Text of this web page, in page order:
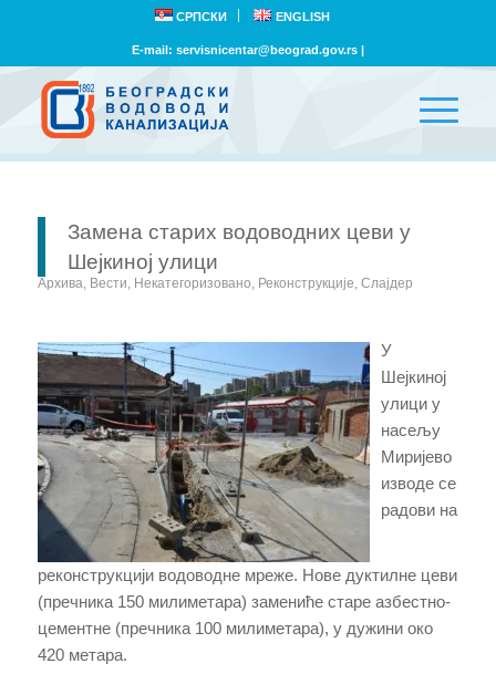
СРПСКИ ENGLISH
E-mail: servisnicentar@beograd.gov.rs|
Замена старих водоводних цеви у
Шејкиној улици
Архива Вести Некатегоризовано Реконструкције Слајдер
У
Шејкиној
улици у
насељу
Миријево
изводе се
радови на
реконструкцији водоводне мреже. Нове дуктилне цеви
(пречника 150 милиметара) замениће старе азбестно-
цементне (пречника 100 милиметара), у дужини око
420 метара.